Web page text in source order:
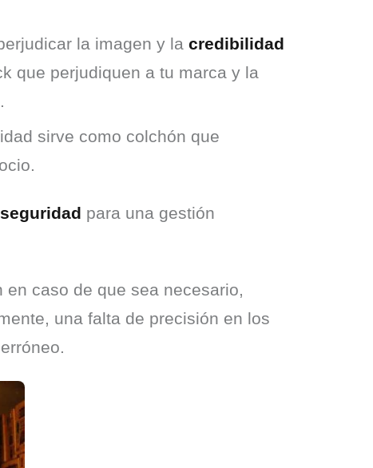
la imagen y la credibilidad
que perjudiquen a tu marca y la
sirve como colchón que
para una gestión
caso de que sea necesario,
una falta de precisión en los